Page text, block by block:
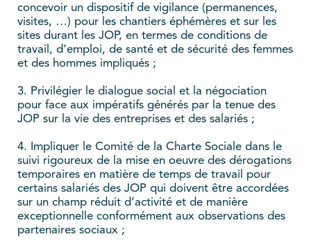
concevoir un dispositif de vigilance (permanences,
visites, …) pour les chantiers éphémères et sur les
sites durant les JOP, en termes de conditions de
travail, d’emploi, de santé et de sécurité des femmes
et des hommes impliqués ;
3. Privilégier le dialogue social et la négociation
pour face aux impératifs générés par la tenue des
JOP sur la vie des entreprises et des salariés ;
4. Impliquer le Comité de la Charte Sociale dans le
suivi rigoureux de la mise en oeuvre des dérogations
temporaires en matière de temps de travail pour
certains salariés des JOP qui doivent être accordées
sur un champ réduit d’activité et de manière
exceptionnelle conformément aux observations des
partenaires sociaux ;